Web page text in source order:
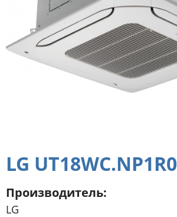
+375 (29) 197 50 07
+375 (33) 697 50 07
LG UT18WC.NP1R0
Производитель
LG